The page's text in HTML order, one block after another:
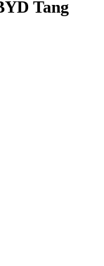
Tang